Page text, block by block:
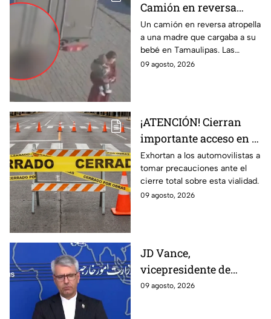
Camión en reversa
ATR0PELLA a madre
que cargaba a su BEBÉ
y les pasa por encima;
así ocurrió
Un camión en reversa atropella
a una madre que cargaba a su
bebé en Tamaulipas. Las
fuertes imágenes captadas por
09 agosto, 2026
¡ATENCIÓN! Cierran
importante acceso en el
Eje Metropolitano en
León; ¿cuál es el
motivo?
Exhortan a los automovilistas a
tomar precauciones ante el
cierre total sobre esta vialidad.
09 agosto, 2026
JD Vance,
vicepresidente de
Estados Unidos,
09 agosto, 2026